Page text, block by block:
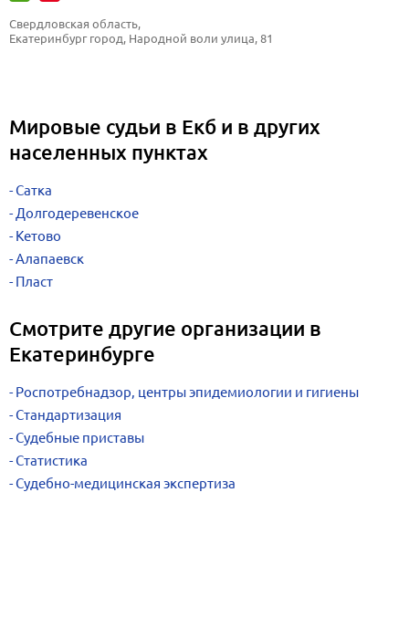
Свердловская область,
Екатеринбург город, Народной воли улица, 81
Мировые судьи в Екб и в других
населенных пунктах
Сатка
Долгодеревенское
Кетово
Алапаевск
Пласт
Смотрите другие организации в
Екатеринбурге
Роспотребнадзор, центры эпидемиологии и гигиены
Стандартизация
Судебные приставы
Статистика
Судебно-медицинская экспертиза